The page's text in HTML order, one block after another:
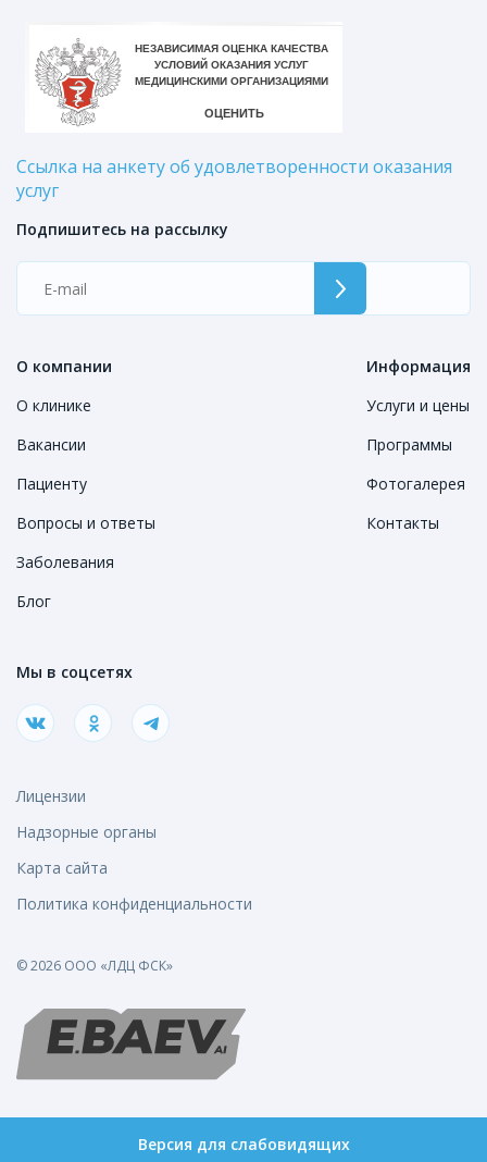
Ссылка на анкету об удовлетворенности оказания
услуг
О компании
О клинике
Вакансии
Пациенту
Вопросы и ответы
Заболевания
Блог
Информация
Услуги и цены
Программы
Фотогалерея
Контакты
Подпишитесь на рассылку
Мы в соцсетях
Лицензии
Надзорные органы
Карта сайта
Политика конфиденциальности
© 2026 ООО «ЛДЦ ФСК»
Версия для слабовидящих